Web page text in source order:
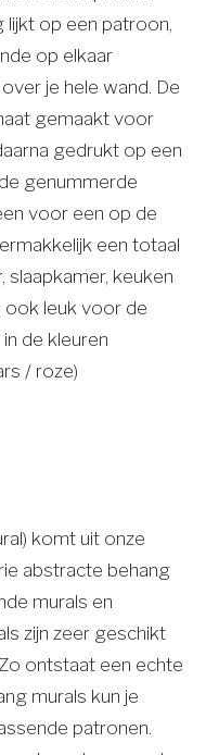
op een patroon,
op elkaar
je hele wand. De
gemaakt voor
gedrukt op een
genummerde
voor een op de
een totaal
keuken
ook leuk voor de
de kleuren
/ roze)
komt uit onze
abstracte behang
murals en
zijn zeer geschikt
ontstaat een echte
murals kun je
patronen.